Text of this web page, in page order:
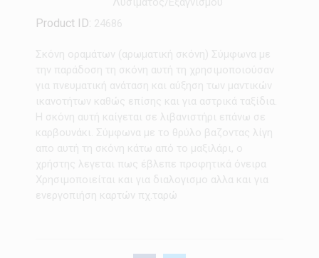
Product ID: 24686
Σκόνη οραμάτων (αρωματική σκόνη) Σύμφωνα με
την παράδοση τη σκόνη αυτή τη χρησιμοποιούσαν
για πνευματική ανάταση και αύξηση των μαντικών
ικανοτήτων καθώς επίσης και για αστρικά ταξίδια.
Η σκόνη αυτή καίγεται σε λιβανιστήρι επάνω σε
καρβουνάκι. Σύμφωνα με το θρύλο βαζοντας λίγη
απο αυτή τη σκόνη κάτω από το μαξιλάρι, ο
χρήστης λεγεται πως έβλεπε προφητικά όνειρα
Χρησιμοποιείται και για διαλογισμο αλλα και για
ενεργοπιήση καρτών πχ.ταρώ